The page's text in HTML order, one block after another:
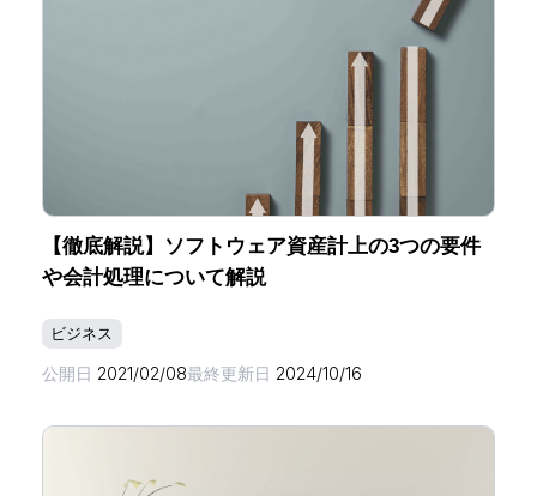
【徹底解説】ソフトウェア資産計上の3つの要件
や会計処理について解説
ビジネス
公開日 2021/02/08最終更新日 2024/10/16